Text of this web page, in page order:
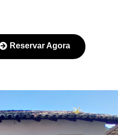
Reservar Agora